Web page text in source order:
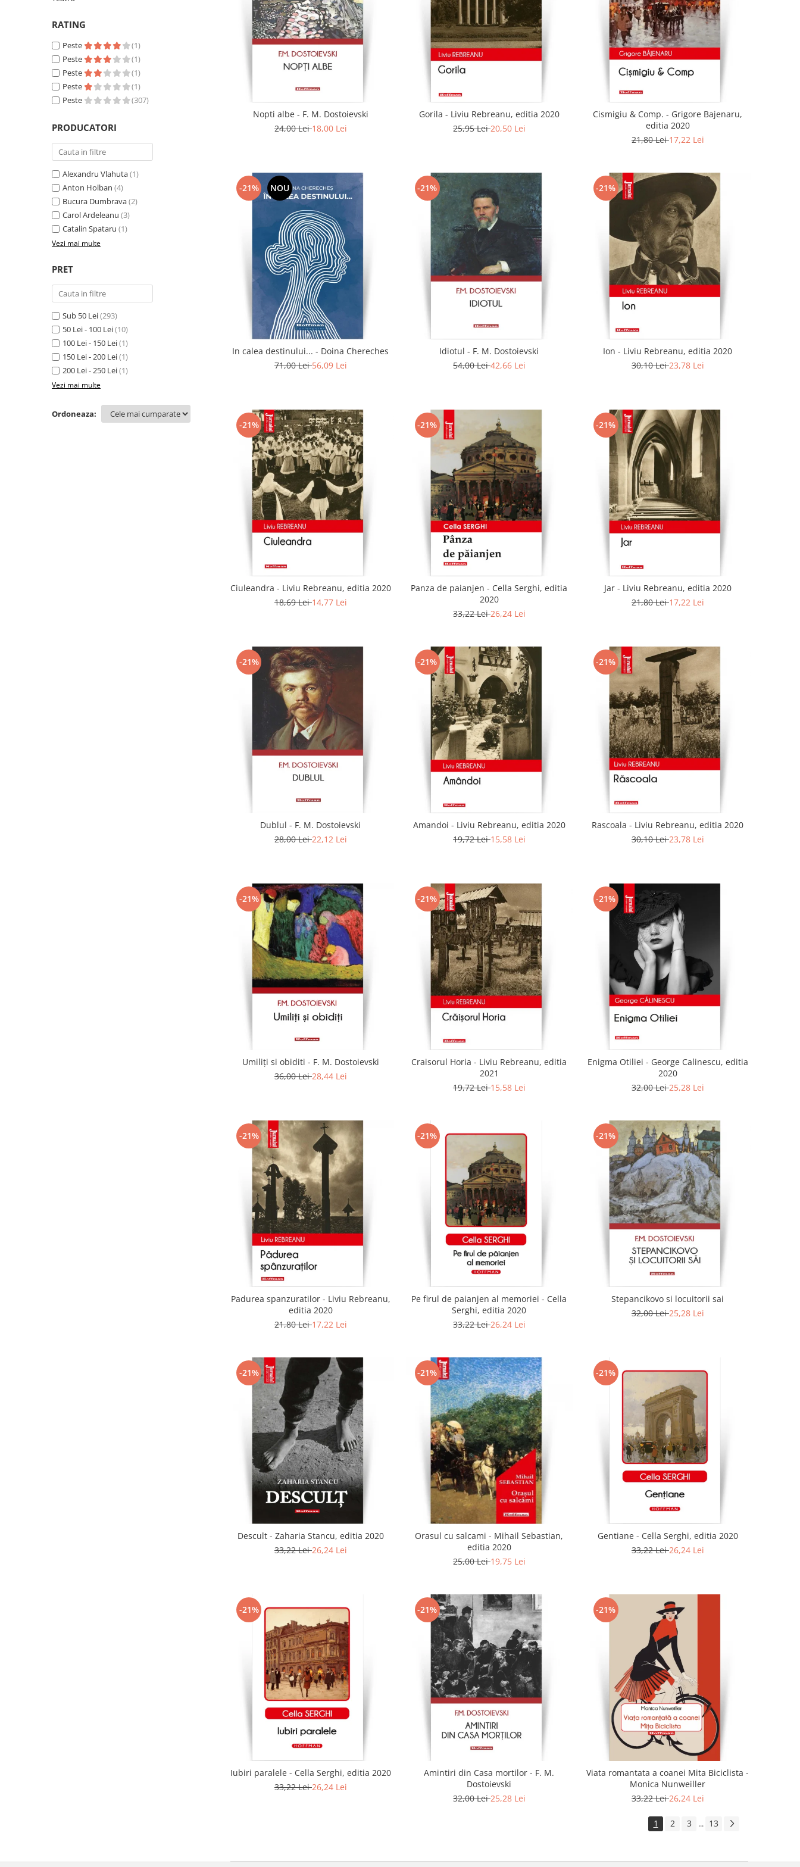
Contemporana
Publicistica / Reportaje / Interviuri
Stiinte umaniste
Sociologie si filozofie
RATING
Peste
(1)
Peste
(1)
Peste
(1)
Peste
(1)
Peste
(307)
PRODUCATORI
Alexandru Vlahuta(1)
Anton Holban (4)
Bucura Dumbrava(2)
Carol Ardeleanu (3)
Catalin Spataru (1)
Vezi mai multe
PRET
Sub 50 Lei(293)
50 Lei - 100 Lei(10)
100 Lei - 150 Lei(1)
150 Lei - 200 Lei(1)
200 Lei - 250 Lei(1)
Vezi mai multe
Ordoneaza:
Nopti albe - F. M. Dostoievski
24,00 Lei18,00 Lei
Gorila - Liviu Rebreanu, editia 2020
25,95 Lei20,50 Lei
Cismigiu & Comp. - Grigore Bajenaru,
editia 2020
21,80 Lei17,22 Lei
-21% NOU
In calea destinului... - Doina Chereches
71,00 Lei56,09 Lei
-21%
Idiotul - F. M. Dostoievski
54,00 Lei42,66 Lei
-21%
Ion - Liviu Rebreanu, editia 2020
30,10 Lei23,78 Lei
-21%
Ciuleandra - Liviu Rebreanu, editia 2020
18,69 Lei14,77 Lei
-21%
Panza de paianjen - Cella Serghi, editia
2020
33,22 Lei26,24 Lei
-21%
Jar - Liviu Rebreanu, editia 2020
21,80 Lei17,22 Lei
-21%
Dublul - F. M. Dostoievski
28,00 Lei22,12 Lei
-21%
Amandoi - Liviu Rebreanu, editia 2020
19,72 Lei15,58 Lei
-21%
Rascoala - Liviu Rebreanu, editia 2020
30,10 Lei23,78 Lei
-21%
Umiliți si obiditi - F. M. Dostoievski
36,00 Lei28,44 Lei
-21%
Craisorul Horia - Liviu Rebreanu, editia
2021
19,72 Lei15,58 Lei
-21%
Enigma Otiliei - George Calinescu, editia
2020
32,00 Lei25,28 Lei
-21%
Padurea spanzuratilor - Liviu Rebreanu,
editia 2020
21,80 Lei17,22 Lei
-21%
Pe firul de paianjen al memoriei - Cella
Serghi, editia 2020
33,22 Lei26,24 Lei
-21%
Stepancikovo si locuitorii sai
32,00 Lei25,28 Lei
-21%
Descult - Zaharia Stancu, editia 2020
33,22 Lei26,24 Lei
-21%
Orasul cu salcami - Mihail Sebastian,
editia 2020
25,00 Lei19,75 Lei
-21%
Gentiane - Cella Serghi, editia 2020
33,22 Lei26,24 Lei
-21%
Iubiri paralele - Cella Serghi, editia 2020
33,22 Lei26,24 Lei
-21%
Amintiri din Casa mortilor - F. M.
Dostoievski
32,00 Lei25,28 Lei
-21%
Viata romantata a coanei Mita Biciclista -
Monica Nunweiller
33,22 Lei26,24 Lei
1 2 3 ... 13